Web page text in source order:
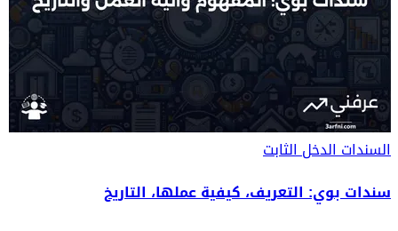
السنداتالدخل الثابت
سندات بوي: التعريف، كيفية عملها، التاريخ